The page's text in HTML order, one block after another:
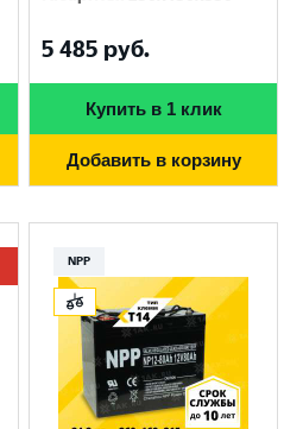
5 485 руб.
Купить в 1 клик
Добавить в корзину
NPP